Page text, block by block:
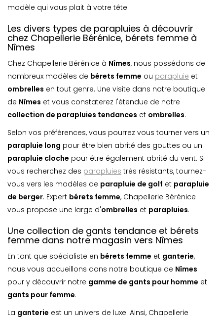
modèle qui vous plait à votre tête.
Les divers types de parapluies à découvrir
chez Chapellerie Bérénice, bérets femme à
Nîmes
Chez Chapellerie Bérénice à Nîmes, nous possédons de
nombreux modèles de bérets femme ou parapluie et
ombrelles en tout genre. Une visite dans notre boutique
de Nîmes et vous constaterez l'étendue de notre
collection de parapluies tendances et ombrelles.
Selon vos préférences, vous pourrez vous tourner vers un
parapluie long pour être bien abrité des gouttes ou un
parapluie cloche pour être également abrité du vent. Si
vous recherchez des parapluies très résistants, tournez-
vous vers les modèles de parapluie de golf et parapluie
de berger. Expert bérets femme, Chapellerie Bérénice
vous propose une large d'ombrelles et parapluies.
Une collection de gants tendance et bérets
femme dans notre magasin vers Nîmes
En tant que spécialiste en bérets femme et ganterie,
nous vous accueillons dans notre boutique de Nîmes
pour y découvrir notre gamme de gants pour homme et
gants pour femme.
La ganterie est un univers de luxe. Ainsi, Chapellerie